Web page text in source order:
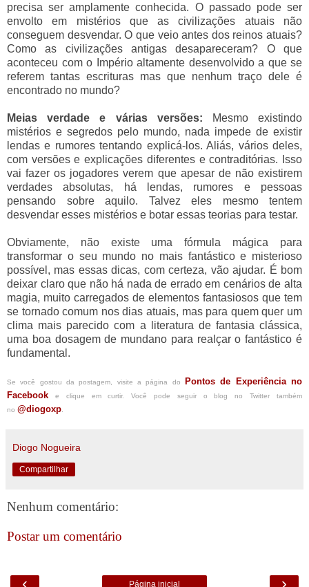
precisa ser amplamente conhecida. O passado pode ser
envolto em mistérios que as civilizações atuais não
conseguem desvendar. O que veio antes dos reinos atuais?
Como as civilizações antigas desapareceram? O que
aconteceu com o Império altamente desenvolvido a que se
referem tantas escrituras mas que nenhum traço dele é
encontrado no mundo?
Meias verdade e várias versões: Mesmo existindo
mistérios e segredos pelo mundo, nada impede de existir
lendas e rumores tentando explicá-los. Aliás, vários deles,
com versões e explicações diferentes e contraditórias. Isso
vai fazer os jogadores verem que apesar de não existirem
verdades absolutas, há lendas, rumores e pessoas
pensando sobre aquilo. Talvez eles mesmo tentem
desvendar esses mistérios e botar essas teorias para testar.
Obviamente, não existe uma fórmula mágica para
transformar o seu mundo no mais fantástico e misterioso
possível, mas essas dicas, com certeza, vão ajudar. É bom
deixar claro que não há nada de errado em cenários de alta
magia, muito carregados de elementos fantasiosos que tem
se tornado comum nos dias atuais, mas para quem quer um
clima mais parecido com a literatura de fantasia clássica,
uma boa dosagem de mundano para realçar o fantástico é
fundamental.
Se você gostou da postagem, visite a página do Pontos de Experiência no
Facebook e clique em curtir. Você pode seguir o blog no Twitter também
no @diogoxp
Diogo Nogueira
Compartilhar
Nenhum comentário:
Postar um comentário
‹ ›
Página inicial